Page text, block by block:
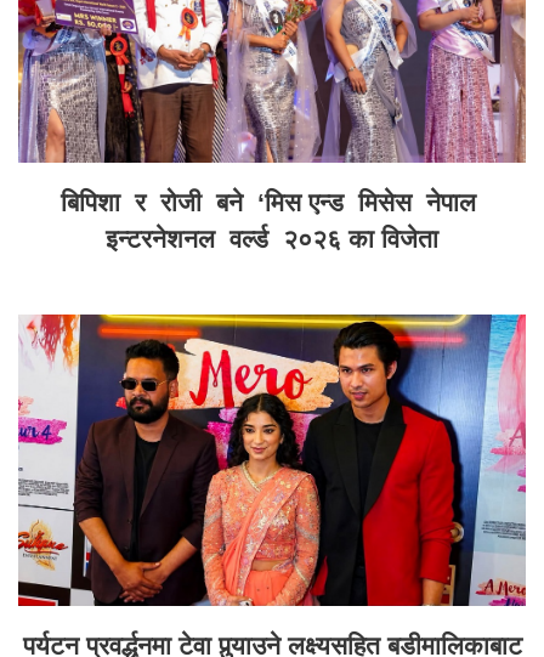
बिपिशा र रोजी बने ‘मिस एन्ड मिसेस नेपाल
इन्टरनेशनल वर्ल्ड २०२६ का विजेता
पर्यटन प्रवर्द्धनमा टेवा पुर्‍याउने लक्ष्यसहित बडीमालिकाबाट